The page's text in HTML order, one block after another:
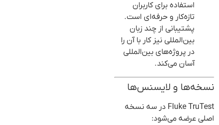
استفاده برای کاربران
تازه‌کار و حرفه‌ای است.
پشتیبانی از چند زبان
بین‌المللی نیز کار با آن را
در پروژه‌های بین‌المللی
آسان می‌کند.
نسخه‌ها و لایسنس‌ها
Fluke TruTest در سه نسخه
اصلی عرضه می‌شود: